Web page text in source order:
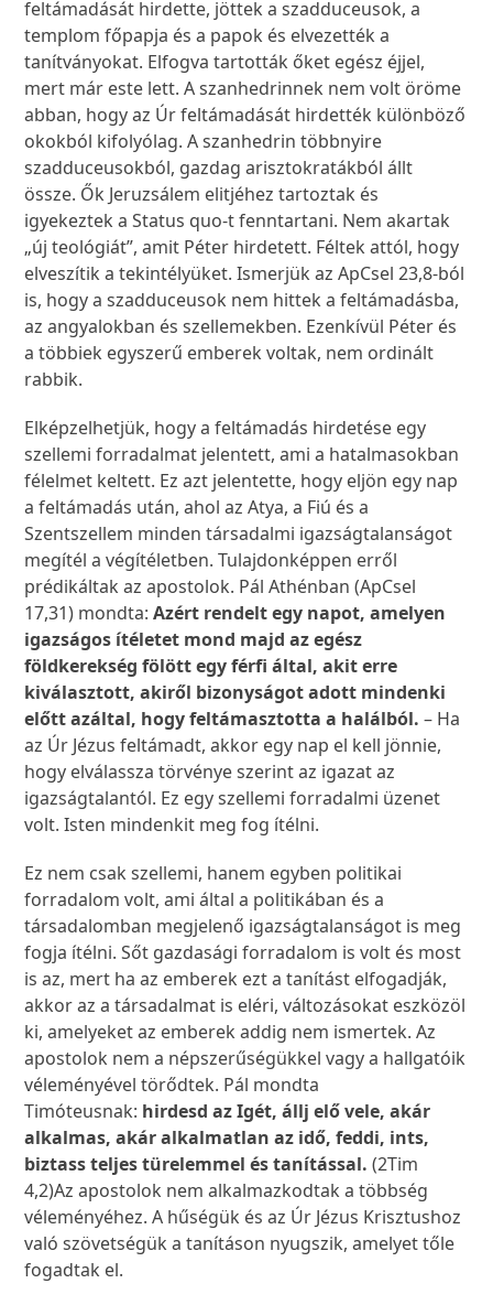
feltámadását hirdette, jöttek a szadduceusok, a
templom főpapja és a papok és elvezették a
tanítványokat. Elfogva tartották őket egész éjjel,
mert már este lett. A szanhedrinnek nem volt öröme
abban, hogy az Úr feltámadását hirdették különböző
okokból kifolyólag. A szanhedrin többnyire
szadduceusokból, gazdag arisztokratákból állt
össze. Ők Jeruzsálem elitjéhez tartoztak és
igyekeztek a Status quo-t fenntartani. Nem akartak
„új teológiát”, amit Péter hirdetett. Féltek attól, hogy
elveszítik a tekintélyüket. Ismerjük az ApCsel 23,8-ból
is, hogy a szadduceusok nem hittek a feltámadásba,
az angyalokban és szellemekben. Ezenkívül Péter és
a többiek egyszerű emberek voltak, nem ordinált
rabbik.
Elképzelhetjük, hogy a feltámadás hirdetése egy
szellemi forradalmat jelentett, ami a hatalmasokban
félelmet keltett. Ez azt jelentette, hogy eljön egy nap
a feltámadás után, ahol az Atya, a Fiú és a
Szentszellem minden társadalmi igazságtalanságot
megítél a végítéletben. Tulajdonképpen erről
prédikáltak az apostolok. Pál Athénban (ApCsel
17,31) mondta:Azért rendelt egy napot, amelyen
igazságos ítéletet mond majd az egész
földkerekség fölött egy férfi által, akit erre
kiválasztott, akiről bizonyságot adott mindenki
előtt azáltal, hogy feltámasztotta a halálból.– Ha
az Úr Jézus feltámadt, akkor egy nap el kell jönnie,
hogy elválassza törvénye szerint az igazat az
igazságtalantól. Ez egy szellemi forradalmi üzenet
volt. Isten mindenkit meg fog ítélni.
Ez nem csak szellemi, hanem egyben politikai
forradalom volt, ami által a politikában és a
társadalomban megjelenő igazságtalanságot is meg
fogja ítélni. Sőt gazdasági forradalom is volt és most
is az, mert ha az emberek ezt a tanítást elfogadják,
akkor az a társadalmat is eléri, változásokat eszközöl
ki, amelyeket az emberek addig nem ismertek. Az
apostolok nem a népszerűségükkel vagy a hallgatóik
véleményével törődtek. Pál mondta
Timóteusnak: hirdesd az Igét, állj elő vele, akár
alkalmas, akár alkalmatlan az idő, feddi, ints,
biztass teljes türelemmel és tanítással.(2Tim
4,2)Az apostolok nem alkalmazkodtak a többség
véleményéhez. A hűségük és az Úr Jézus Krisztushoz
való szövetségük a tanításon nyugszik, amelyet tőle
fogadtak el.